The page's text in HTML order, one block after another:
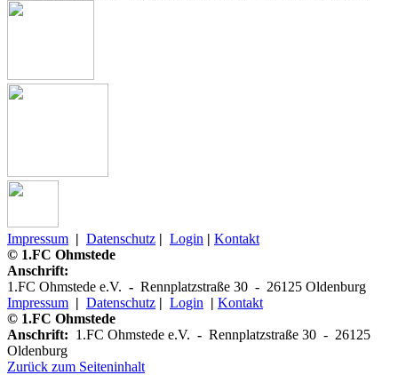
Impressum | Datenschutz | Login | Kontakt
© 1.FC Ohmstede
Anschrift:
1.FC Ohmstede e.V. - Rennplatzstraße 30 - 26125 Oldenburg
Impressum | Datenschutz | Login | Kontakt
© 1.FC Ohmstede
Anschrift: 1.FC Ohmstede e.V. - Rennplatzstraße 30 - 26125
Oldenburg
Zurück zum Seiteninhalt